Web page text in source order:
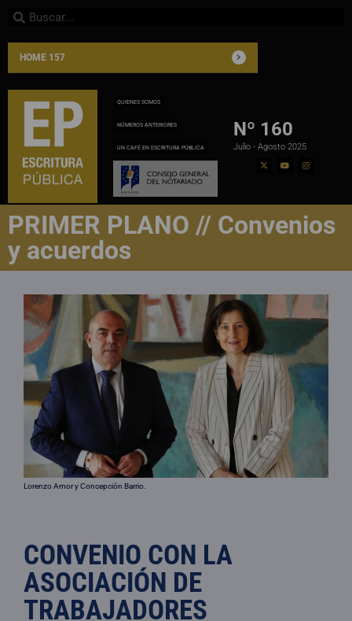
HOME 157
QUIENES SOMOS
NÚMEROS ANTERIORES
UN CAFÉ EN ESCRITURA PÚBLICA
Nº 160
Julio - Agosto 2025
PRIMER PLANO // Convenios
y acuerdos
Lorenzo Amor y Concepción Barrio.
CONVENIO CON LA
ASOCIACIÓN DE
TRABAJADORES